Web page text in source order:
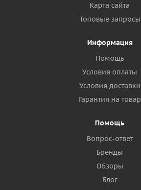
Карта сайта
Топовые запросы
Информация
Помощь
Условия оплаты
Условия доставки
Гарантия на товар
Помощь
Вопрос-ответ
Бренды
Обзоры
Блог